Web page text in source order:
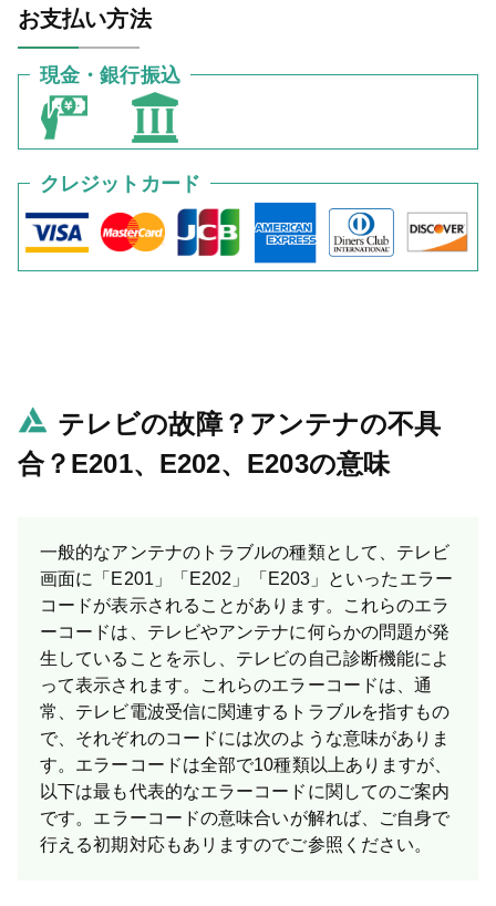
お支払い方法
現金・銀行振込
クレジットカード
テレビの故障？アンテナの不具
合？E201、E202、E203の意味
一般的なアンテナのトラブルの種類として、テレビ
画面に「E201」「E202」「E203」といったエラー
コードが表示されることがあります。これらのエラ
ーコードは、テレビやアンテナに何らかの問題が発
生していることを示し、テレビの自己診断機能によ
って表示されます。これらのエラーコードは、通
常、テレビ電波受信に関連するトラブルを指すもの
で、それぞれのコードには次のような意味がありま
す。エラーコードは全部で10種類以上ありますが、
以下は最も代表的なエラーコードに関してのご案内
です。 エラーコードの意味合いが解れば、ご自身で
行える初期対応もあリますのでご参照ください。